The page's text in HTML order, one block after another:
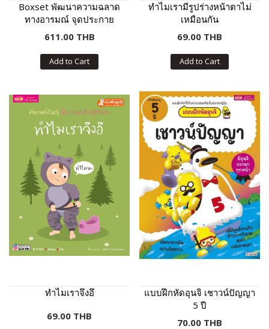
Boxset พัฒนาความฉลาด
ทางอารมณ์ จุดประกาย
อาชีพในฝัน
611.00 THB
Add to Cart
ทำไมเรามีรูปร่างหน้าตาไม่
เหมือนกัน
69.00 THB
Add to Cart
ทำไมเราจึงอึ
69.00 THB
แบบฝึกหัดอุนจิ เชาวน์ปัญญา
5 ปี
70.00 THB